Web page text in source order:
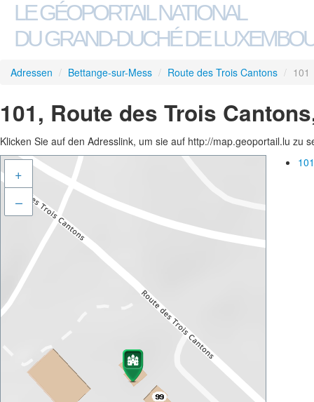
LE GÉOPORTAIL NATIONAL
DU GRAND-DUCHÉ DE
Adressen / Bettange-sur-Mess / Route des Trois Cantons / 101
101, Route des Trois
Klicken Sie auf den Adresslink, um sie auf http://map.geoportail.lu zu
+
–